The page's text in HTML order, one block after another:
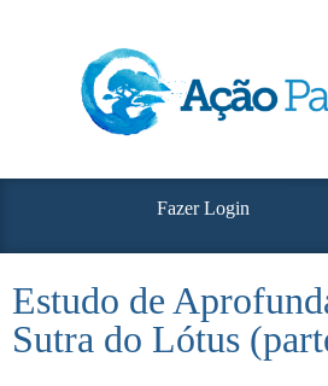
Fazer Login
Estudo de
Sutra do Lótus